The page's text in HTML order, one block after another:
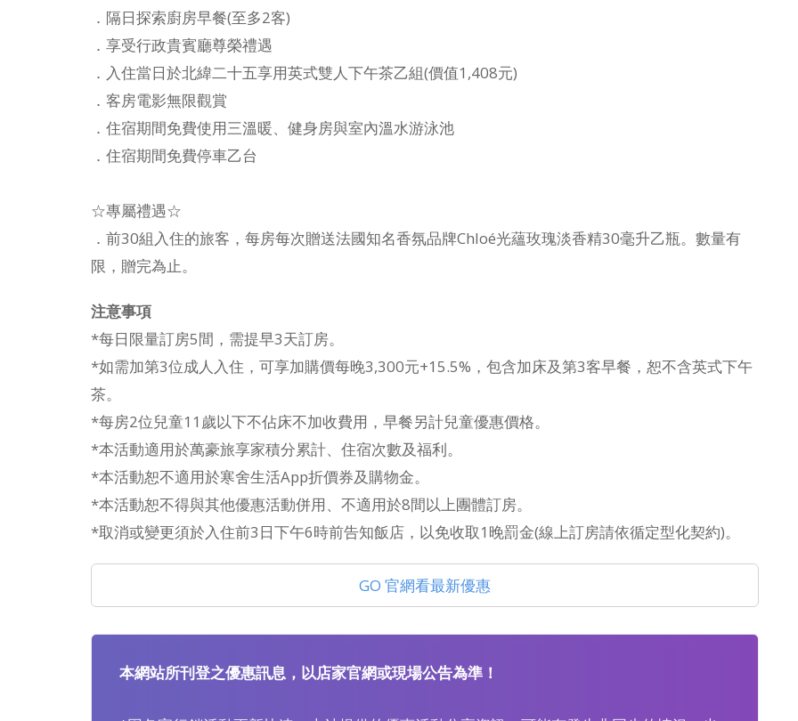
．隔日探索廚房早餐(至多2客)
．享受行政貴賓廳尊榮禮遇
．入住當日於北緯二十五享用英式雙人下午茶乙組(價值1,408元)
．客房電影無限觀賞
．住宿期間免費使用三溫暖、健身房與室內溫水游泳池
．住宿期間免費停車乙台
☆專屬禮遇☆
．前30組入住的旅客，每房每次贈送法國知名香氛品牌Chloé光蘊玫瑰淡香精30毫升乙瓶。數量有
限，贈完為止。
注意事項
*每日限量訂房5間，需提早3天訂房。
*如需加第3位成人入住，可享加購價每晚3,300元+15.5%，包含加床及第3客早餐，恕不含英式下午
茶。
*每房2位兒童11歲以下不佔床不加收費用，早餐另計兒童優惠價格。
*本活動適用於萬豪旅享家積分累計、住宿次數及福利。
*本活動恕不適用於寒舍生活App折價券及購物金。
*本活動恕不得與其他優惠活動併用、不適用於8間以上團體訂房。
*取消或變更須於入住前3日下午6時前告知飯店，以免收取1晚罰金(線上訂房請依循定型化契約)。
GO 官網看最新優惠
本網站所刊登之優惠訊息，以店家官網或現場公告為準！